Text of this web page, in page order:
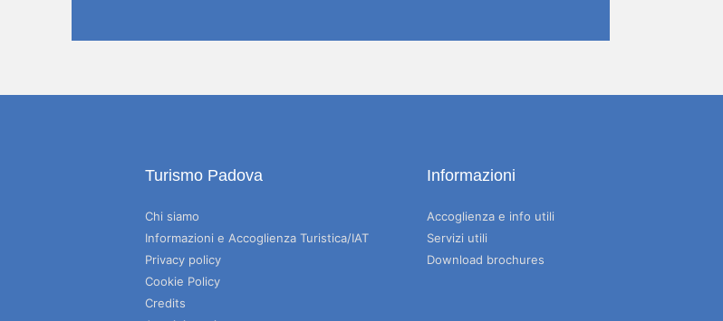
Turismo Padova
Chi siamo
Informazioni e Accoglienza Turistica/IAT
Privacy policy
Cookie Policy
Credits
Informazioni
Accoglienza e info utili
Servizi utili
Download brochures